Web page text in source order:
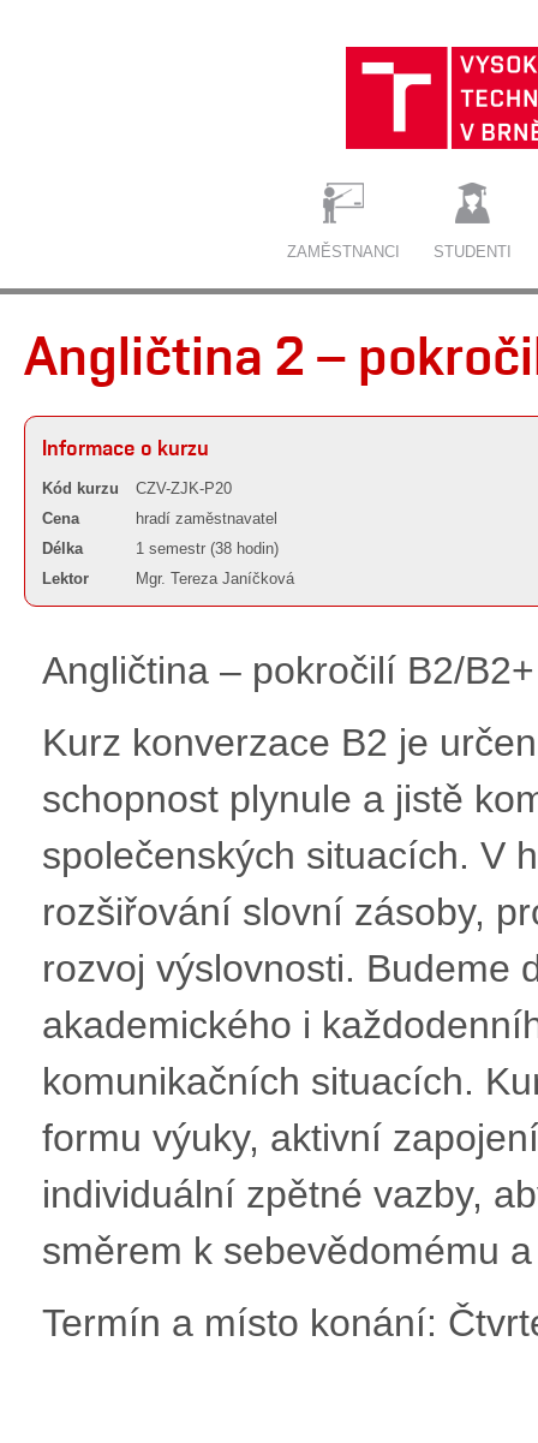
ZAMĚSTNANCI STUDENTI
Angličtina 2 –
Informace o kurzu
Kód kurzu
CZV-ZJK-P20
Cena
hradí zaměstnavatel
Délka
1 semestr (38 hodin)
Lektor
Mgr. Tereza Janíčková
Angličtina – pokročilí B2/
Kurz konverzace B2 je
schopnost plynule a jistě
společenských situacích. V
rozšiřování slovní zásoby,
rozvoj výslovnosti. Budeme
akademického i
komunikačních situacích.
formu výuky, aktivní
individuální zpětné vazby,
směrem k sebevědomému
Termín a místo konání: